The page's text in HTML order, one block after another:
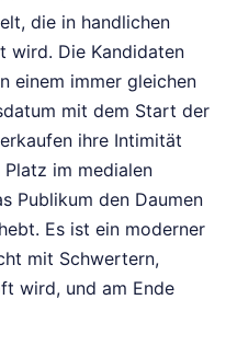
die in handlichen
wird. Die Kandidaten
einem immer gleichen
mit dem Start der
ihre Intimität
im medialen
Publikum den Daumen
Es ist ein moderner
mit Schwertern,
wird, und am Ende